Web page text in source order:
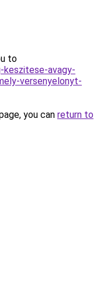
to
keszitese-avagy-
versenyelonyt-
you can return to